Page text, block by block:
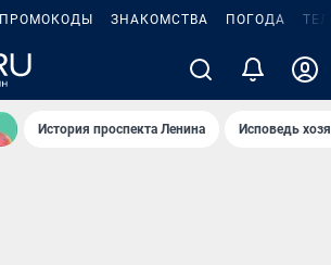
ПРОМОКОДЫ ЗНАКОМСТВА ПОГОДА
История проспекта Ленина Исповедь